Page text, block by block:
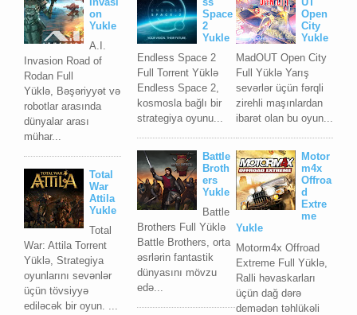
on
Yukle
A.I.
Invasion Road of
Rodan Full
Yüklə, Bəşəriyyət və
robotlar arasında
dünyalar arası
mühar...
Total
War
Attila
Yukle
Total
War: Attila Torrent
Yüklə, Strategiya
oyunlarını sevənlər
üçün tövsiyyə
ediləcək bir oyun. ...
Open
City
Yukle
MadOUT Open City
Full Yüklə Yarış
sevərlər üçün fərqli
zirehli maşınlardan
ibarət olan bu oyun...
Motor
m4x
Offroa
d
Extre
me
Yukle
Motorm4x Offroad
Extreme Full Yüklə,
Ralli həvaskarları
üçün dağ dərə
demədən təhlükəli
Space
2
Yukle
Endless Space 2
Full Torrent Yüklə
Endless Space 2,
kosmosla bağlı bir
strategiya oyunu...
Battle
Broth
ers
Yukle
Battle
Brothers Full Yüklə
Battle Brothers, orta
əsrlərin fantastik
dünyasını mövzu
edə...